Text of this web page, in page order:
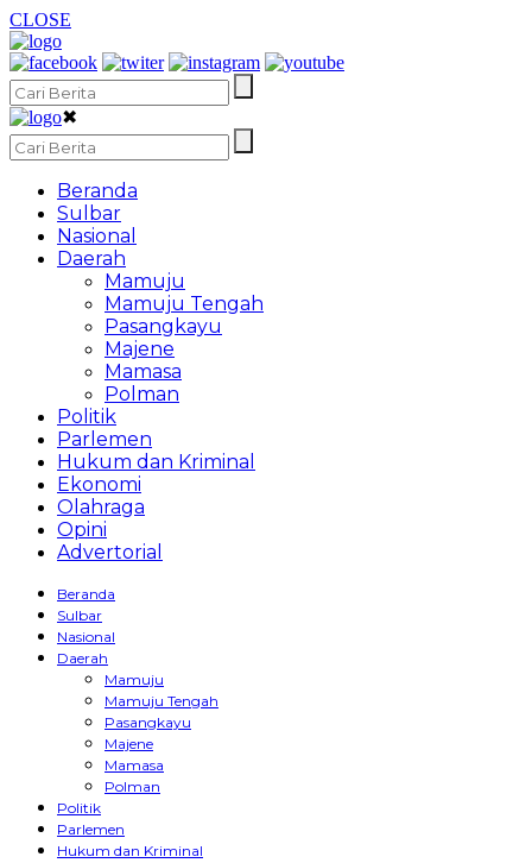
CLOSE
✖
Beranda
Sulbar
Nasional
Daerah
Mamuju
Mamuju Tengah
Pasangkayu
Majene
Mamasa
Polman
Politik
Parlemen
Hukum dan Kriminal
Ekonomi
Olahraga
Opini
Advertorial
Beranda
Sulbar
Nasional
Daerah
Mamuju
Mamuju Tengah
Pasangkayu
Majene
Mamasa
Polman
Politik
Parlemen
Hukum dan Kriminal